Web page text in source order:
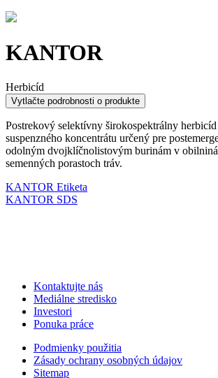
KANTOR
Herbicíd
Vytlačte podrobnosti o produkte
Postrekový selektívny širokospektrálny
suspenzného koncentrátu určený pre
odolným dvojklíčnolistovým burinám v
semenných porastoch tráv.
KANTOR Etiketa
KANTOR SDS
Kontaktujte nás
Mediálne stredisko
Investori
Ponuka práce
Podmienky použitia
Zásady ochrany osobných údajov
Sitemap